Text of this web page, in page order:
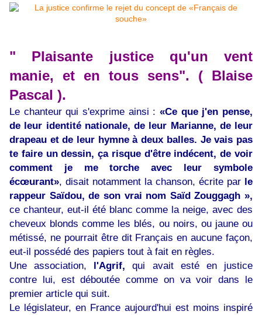
" Plaisante justice qu'un vent
manie, et en tous sens". ( Blaise
Pascal ).
Le chanteur qui s'exprime ainsi : «Ce que j'en pense,
de leur identité nationale, de leur Marianne, de leur
drapeau et de leur hymne à deux balles. Je vais pas
te faire un dessin, ça risque d'être indécent, de voir
comment je me torche avec leur symbole
écœurant», disait notamment la chanson, écrite par le
rappeur Saïdou, de son vrai nom Saïd Zouggagh »,
ce chanteur, eut-il été blanc comme la neige, avec des
cheveux blonds comme les blés, ou noirs, ou jaune ou
métissé, ne pourrait être dit Français en aucune façon,
eut-il possédé des papiers tout à fait en règles.
Une association, l'Agrif, qui avait esté en justice
contre lui, est déboutée comme on va voir dans le
premier article qui suit.
Le législateur, en France aujourd'hui est moins inspiré